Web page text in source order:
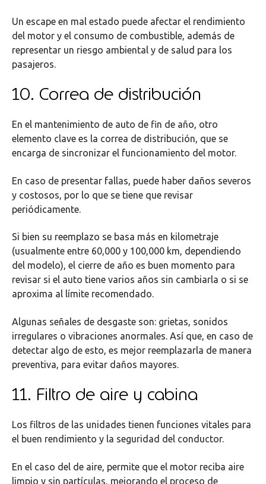
Un escape en mal estado puede afectar el rendimiento
del motor y el consumo de combustible, además de
representar un riesgo ambiental y de salud para los
pasajeros.
10. Correa de distribución
En el mantenimiento de auto de fin de año, otro
elemento clave es la correa de distribución, que se
encarga de sincronizar el funcionamiento del motor.
En caso de presentar fallas, puede haber daños severos
y costosos, por lo que se tiene que revisar
periódicamente.
Si bien su reemplazo se basa más en kilometraje
(usualmente entre 60,000 y 100,000 km, dependiendo
del modelo), el cierre de año es buen momento para
revisar si el auto tiene varios años sin cambiarla o si se
aproxima al límite recomendado.
Algunas señales de desgaste son: grietas, sonidos
irregulares o vibraciones anormales. Así que, en caso de
detectar algo de esto, es mejor reemplazarla de manera
preventiva, para evitar daños mayores.
11. Filtro de aire y cabina
Los filtros de las unidades tienen funciones vitales para
el buen rendimiento y la seguridad del conductor.
En el caso del de aire, permite que el motor reciba aire
limpio y sin partículas, mejorando el proceso de